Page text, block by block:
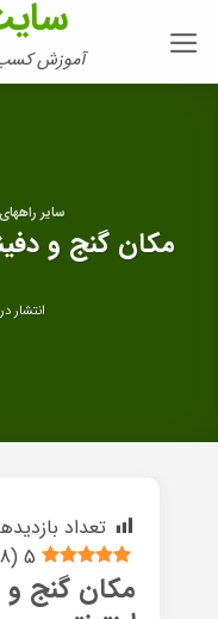
آموزش کسب
سایر
مکان گنج و
انتشار
تعداد
5
(
مکان گنج و